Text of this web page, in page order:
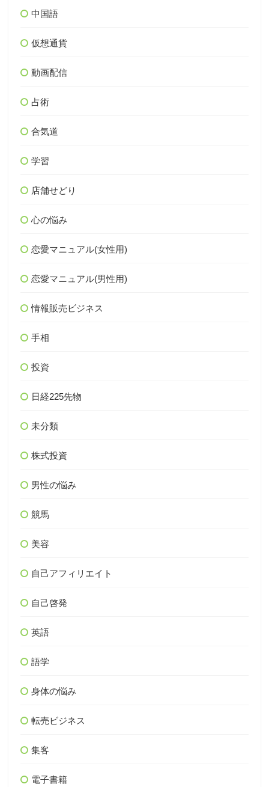
中国語
仮想通貨
動画配信
占術
合気道
学習
店舗せどり
心の悩み
恋愛マニュアル(女性用)
恋愛マニュアル(男性用)
情報販売ビジネス
手相
投資
日経225先物
未分類
株式投資
男性の悩み
競馬
美容
自己アフィリエイト
自己啓発
英語
語学
身体の悩み
転売ビジネス
集客
電子書籍